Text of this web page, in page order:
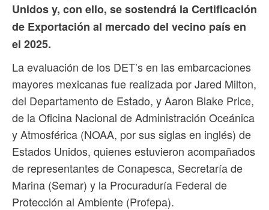
Unidos y, con ello, se sostendrá la Certificación
de Exportación al mercado del vecino país en
el 2025.
La evaluación de los DET’s en las embarcaciones
mayores mexicanas fue realizada por Jared Milton,
del Departamento de Estado, y Aaron Blake Price,
de la Oficina Nacional de Administración Oceánica
y Atmosférica (NOAA, por sus siglas en inglés) de
Estados Unidos, quienes estuvieron acompañados
de representantes de Conapesca, Secretaría de
Marina (Semar) y la Procuraduría Federal de
Protección al Ambiente (Profepa).